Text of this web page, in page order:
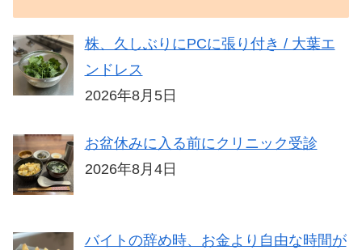
株、久しぶりにPCに張り付き / 大葉エ
ンドレス
2026年8月5日
お盆休みに入る前にクリニック受診
2026年8月4日
バイトの辞め時、お金より自由な時間が